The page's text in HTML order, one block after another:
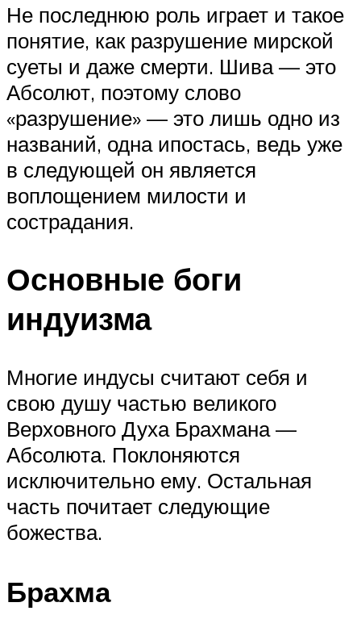
Не последнюю роль играет и такое
понятие, как разрушение мирской
суеты и даже смерти. Шива — это
Абсолют, поэтому слово
«разрушение» — это лишь одно из
названий, одна ипостась, ведь уже
в следующей он является
воплощением милости и
сострадания.
Основные боги
индуизма
Многие индусы считают себя и
свою душу частью великого
Верховного Духа Брахмана —
Абсолюта. Поклоняются
исключительно ему. Остальная
часть почитает следующие
божества.
Брахма